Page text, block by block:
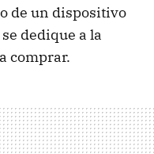
de un dispositivo
dedique a la
comprar.